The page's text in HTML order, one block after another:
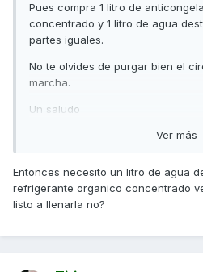
Pues compra 1 litro de
concentrado y 1 litro de agua
partes iguales.
No te olvides de purgar bien el
marcha.
Un saludo
Ver más
Entonces necesito un litro de agua
refrigerante organico concentrado
listo a llenarla no?